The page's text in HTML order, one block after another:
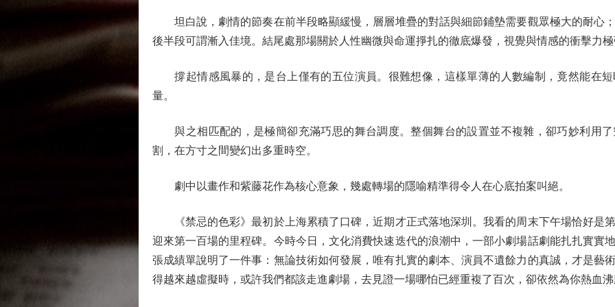
坦白說，劇情的節奏在前半段略顯緩慢，層層堆疊的對話與細節鋪墊需要觀眾極大的耐心
後半段可謂漸入佳境。結尾處那場關於人性幽微與命運掙扎的徹底爆發，視覺與情感的衝擊力
撐起情感風暴的，是台上僅有的五位演員。很難想像，這樣單薄的人數編制，竟然能在短
量。
與之相匹配的，是極簡卻充滿巧思的舞台調度。整個舞台的設置並不複雜，卻巧妙利用了
割，在方寸之間變幻出多重時空。
劇中以畫作和紫藤花作為核心意象，幾處轉場的隱喻精準得令人在心底拍案叫絕。
《禁忌的色彩》最初於上海累積了口碑，近期才正式落地深圳。我看的周末下午場恰好是
迎來第一百場的里程碑。今時今日，文化消費快速迭代的浪潮中，一部小劇場話劇能扎扎實實
張成績單說明了一件事：無論技術如何發展，唯有扎實的劇本、演員不遺餘力的真誠，才是藝
得越來越虛擬時，或許我們都該走進劇場，去見證一場哪怕已經重複了百次，卻依然為你熱血